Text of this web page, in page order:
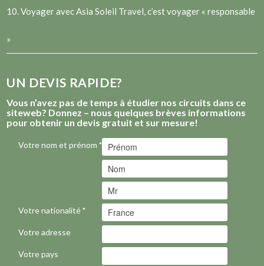
10. Voyager avec Asia Soleil Travel, c’est voyager « responsable
»
UN DEVIS RAPIDE?
Vous n’avez pas de temps à étudier nos circuits dans ce
siteweb? Donnez – nous quelques brèves informations
pour obtenir un devis gratuit et sur mesure!
Votre nom et prénom*
Votre nationalité*
Votre adresse
Votre pays